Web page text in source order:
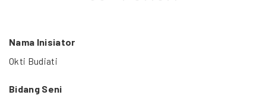
Kredit Web-site
Nama Inisiator
Okti Budiati
Bidang Seni